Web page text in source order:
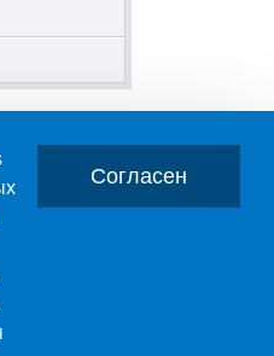
Согласен